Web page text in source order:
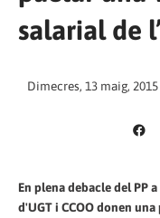
salarial de
Dimecres, 13 maig, 2015
En plena debacle del PP
d'UGT i CCOO donen